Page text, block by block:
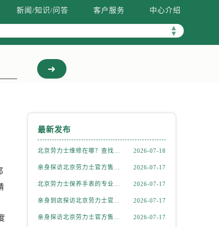
新闻/知识/问答 客户服务 中心介绍
▲
▼
最新发布
北京劳力士维修在哪？查找官方售后服务网点与保养地址权威公示（2026年7月最新） 2026-07-18
亲身探访北京劳力士官方售后服务中心｜全新官方地址及客服热线（2026年7月最新） 2026-07-17
北京劳力士保养手表的专业服务流程详解权威公示（2026年7月最新） 2026-07-17
亲身到店探访北京劳力士官方售后服务中心｜最新电话及维修地址（2026年7月最新） 2026-07-17
亲身探访北京劳力士官方售后服务中心｜热线电话与门店地址（2026年7月最新） 2026-07-17